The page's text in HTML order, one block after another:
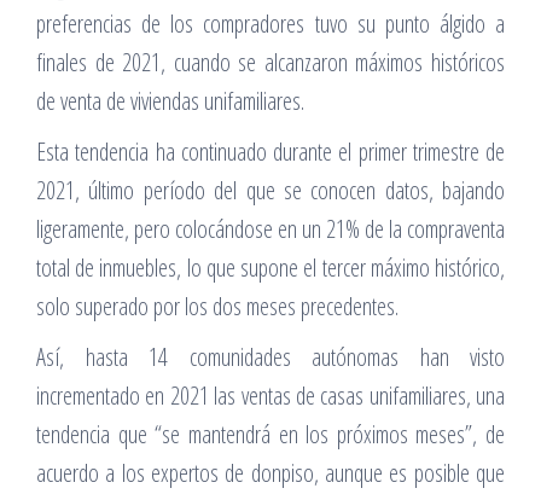
preferencias de los compradores tuvo su punto álgido a
finales de 2021, cuando se alcanzaron máximos históricos
de venta de viviendas unifamiliares.
Esta tendencia ha continuado durante el primer trimestre de
2021, último período del que se conocen datos, bajando
ligeramente, pero colocándose en un 21% de la compraventa
total de inmuebles, lo que supone el tercer máximo histórico,
solo superado por los dos meses precedentes.
Así, hasta 14 comunidades autónomas han visto
incrementado en 2021 las ventas de casas unifamiliares, una
tendencia que “se mantendrá en los próximos meses”, de
acuerdo a los expertos de donpiso, aunque es posible que